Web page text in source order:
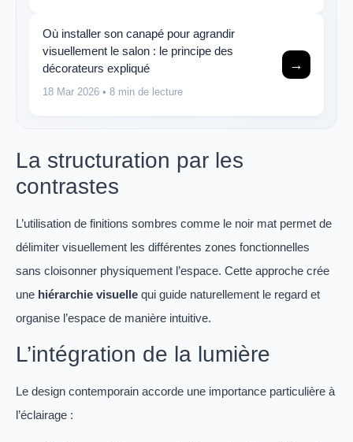
Où installer son canapé pour agrandir
visuellement le salon : le principe des
décorateurs expliqué
18 Mar 2026 • 8 min de lecture
→
La structuration par les
contrastes
L’utilisation de finitions sombres comme le noir mat permet de
délimiter visuellement les différentes zones fonctionnelles
sans cloisonner physiquement l’espace. Cette approche crée
une hiérarchie visuelle qui guide naturellement le regard et
organise l’espace de manière intuitive.
L’intégration de la lumière
Le design contemporain accorde une importance particulière à
l’éclairage :